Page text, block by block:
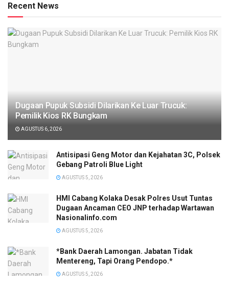
Recent News
‎Dugaan Pupuk Subsidi Dilarikan Ke Luar Trucuk:
Pemilik Kios RK Bungkam
AGUSTUS 6, 2026
Antisipasi Geng Motor dan Kejahatan 3C, Polsek
Gebang Patroli Blue Light
AGUSTUS 5, 2026
HMI Cabang Kolaka Desak Polres Usut Tuntas
Dugaan Ancaman CEO JNP terhadap Wartawan
Nasionalinfo.com
AGUSTUS 5, 2026
*Bank Daerah Lamongan. Jabatan Tidak
Mentereng, Tapi Orang Pendopo.*
AGUSTUS 5, 2026